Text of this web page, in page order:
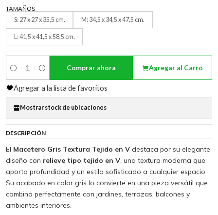
TAMAÑOS
S: 27 x 27 x 35,5 cm.
M: 34,5 x 34,5 x 47,5 cm.
L: 41,5 x 41,5 x 58,5 cm.
Cantidad
Agregar al Carro
Comprar ahora
Agregar a la lista de favoritos
Mostrar stock de ubicaciones
DESCRIPCIÓN
El Macetero Gris Textura Tejido en Vdestaca por su elegante
diseño con relieve tipo tejido en V, una textura moderna que
aporta profundidad y un estilo sofisticado a cualquier espacio.
Su acabado en color gris lo convierte en una pieza versátil que
combina perfectamente con jardines, terrazas, balcones y
ambientes interiores.